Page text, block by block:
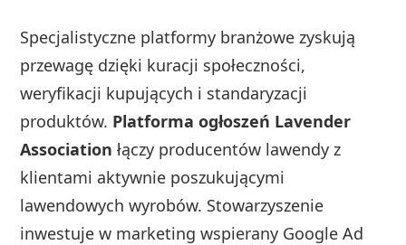
Specjalistyczne platformy branżowe zyskują
przewagę dzięki kuracji społeczności,
weryfikacji kupujących i standaryzacji
produktów. Platforma ogłoszeń Lavender
Association łączy producentów lawendy z
klientami aktywnie poszukującymi
lawendowych wyrobów. Stowarzyszenie
inwestuje w marketing wspierany Google Ad